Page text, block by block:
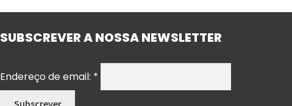
SUBSCREVER A NOSSA NEWSLETTER
Endereço de email: *